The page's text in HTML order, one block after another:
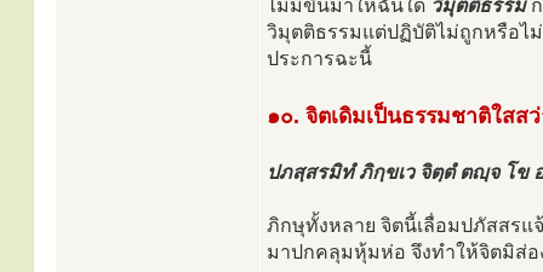
ไม่มีขึ้นมาให้ฉันใด วิมุตติธรรมก็
วิมุตติธรรมแต่ปฏิบัติไม่ถูกหรือไ
ประการฉะนี้
๑๐. จิตเดิมเป็นธรรมชาติใสส
ปภสฺสรมิทํ ภิกฺขเว จิตฺตํ ตญฺจ โข
ภิกษุทั้งหลาย จิตนี้เลื่อมปภัสสรแ
มาปกคลุมหุ้มห่อ จึงทำให้จิตมิส่อ